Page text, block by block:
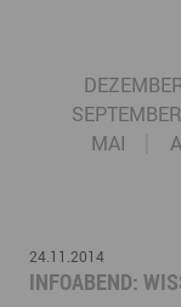
SEPTEMBER
MAI
24.11.2014
INFOABEND: